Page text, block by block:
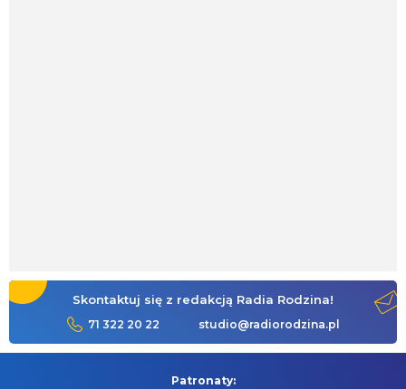
Skontaktuj się z redakcją Radia Rodzina!
71 322 20 22 studio@radiorodzina.pl
Patronaty: